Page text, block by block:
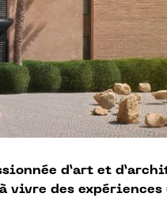
d’art et
vivre des